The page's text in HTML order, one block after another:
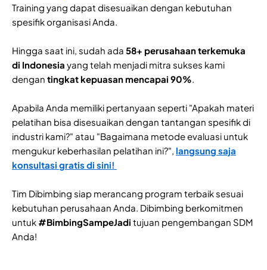
Training yang dapat disesuaikan dengan kebutuhan
spesifik organisasi Anda.
Hingga saat ini, sudah ada 58+ perusahaan terkemuka
di Indonesia yang telah menjadi mitra sukses kami
dengan tingkat kepuasan mencapai 90%.
Apabila Anda memiliki pertanyaan seperti "Apakah materi
pelatihan bisa disesuaikan dengan tantangan spesifik di
industri kami?" atau "Bagaimana metode evaluasi untuk
mengukur keberhasilan pelatihan ini?", langsung saja
konsultasi gratis di sini!
Tim Dibimbing siap merancang program terbaik sesuai
kebutuhan perusahaan Anda. Dibimbing berkomitmen
untuk #BimbingSampeJadi tujuan pengembangan SDM
Anda!